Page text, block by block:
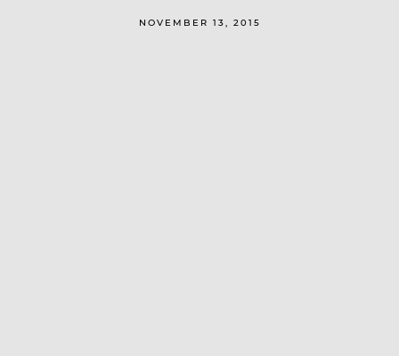
NOVEMBER 13, 2015